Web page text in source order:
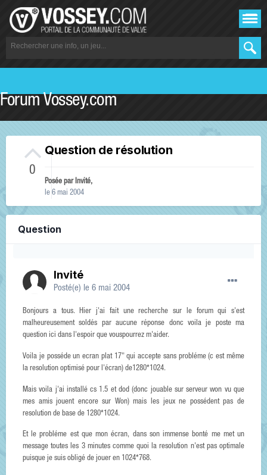
Forum Vossey.com
0
Question de résolution
Posée par Invité,
le 6 mai 2004
Question
Invité
Posté(e) le 6 mai 2004
Bonjours a tous. Hier j'ai fait une recherche sur le forum qui s'est
malheureusement soldés par aucune réponse donc voila je poste ma
question ici dans l'espoir que vouspourrez m'aider.
Voila je posséde un ecran plat 17" qui accepte sans probléme (c est même
la resolution optimisé pour l'écran) de1280*1024.
Mais voila j'ai installé cs 1.5 et dod (donc jouable sur serveur won vu que
mes amis jouent encore sur Won) mais les jeux ne possédent pas de
resolution de base de 1280*1024.
Et le probléme est que mon écran, dans son immense bonté me met un
message toutes les 3 minutes comme quoi la resolution n'est pas optimale
puisque je suis obligé de jouer en 1024*768.